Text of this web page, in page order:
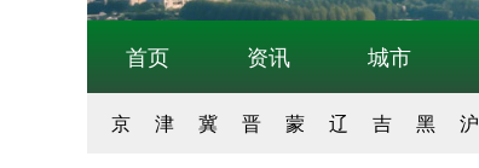
首页 资讯 城市
京 津 冀 晋 蒙 辽 吉 黑 沪